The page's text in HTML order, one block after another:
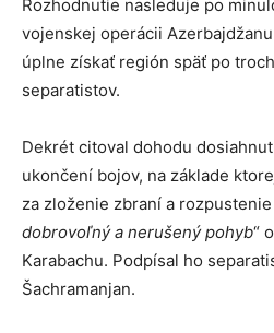
Rozhodnutie nasleduje po
vojenskej operácii
úplne získať región späť po
separatistov.
Dekrét citoval dohodu
ukončení bojov, na základe
za zloženie zbraní a
dobrovoľný a nerušený pohyb“
Karabachu. Podpísal ho
Šachramanjan.